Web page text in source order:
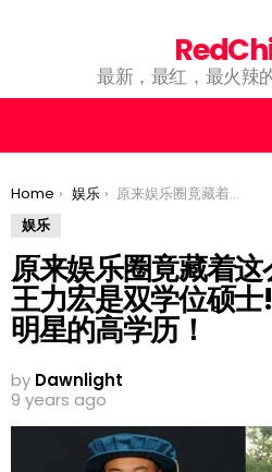
最新，最红，最火辣
You are here:
Home 娱乐
原来娱乐圈竟藏着这么多学霸明星！王力宏是双学位硕士! 来看看这32位明星的高学历！
娱乐
原来娱乐圈竟藏着这
王力宏是双学位硕
明星的高学历！
by Dawnlight
9 years ago